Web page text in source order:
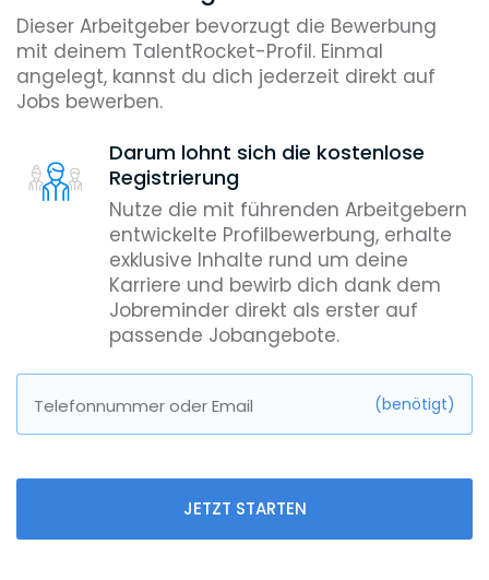
Dieser Arbeitgeber bevorzugt die Bewerbung
mit deinem TalentRocket-Profil. Einmal
angelegt, kannst du dich jederzeit direkt auf
Jobs bewerben.
Darum lohnt sich die kostenlose
Registrierung
Nutze die mit führenden Arbeitgebern
entwickelte Profilbewerbung, erhalte
exklusive Inhalte rund um deine
Karriere und bewirb dich dank dem
Jobreminder direkt als erster auf
passende Jobangebote.
Telefonnummer oder Email (benötigt)
JETZT STARTEN